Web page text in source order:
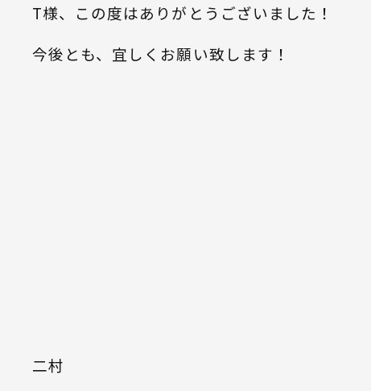
T様、この度はありがとうございました！
今後とも、宜しくお願い致します！
二村